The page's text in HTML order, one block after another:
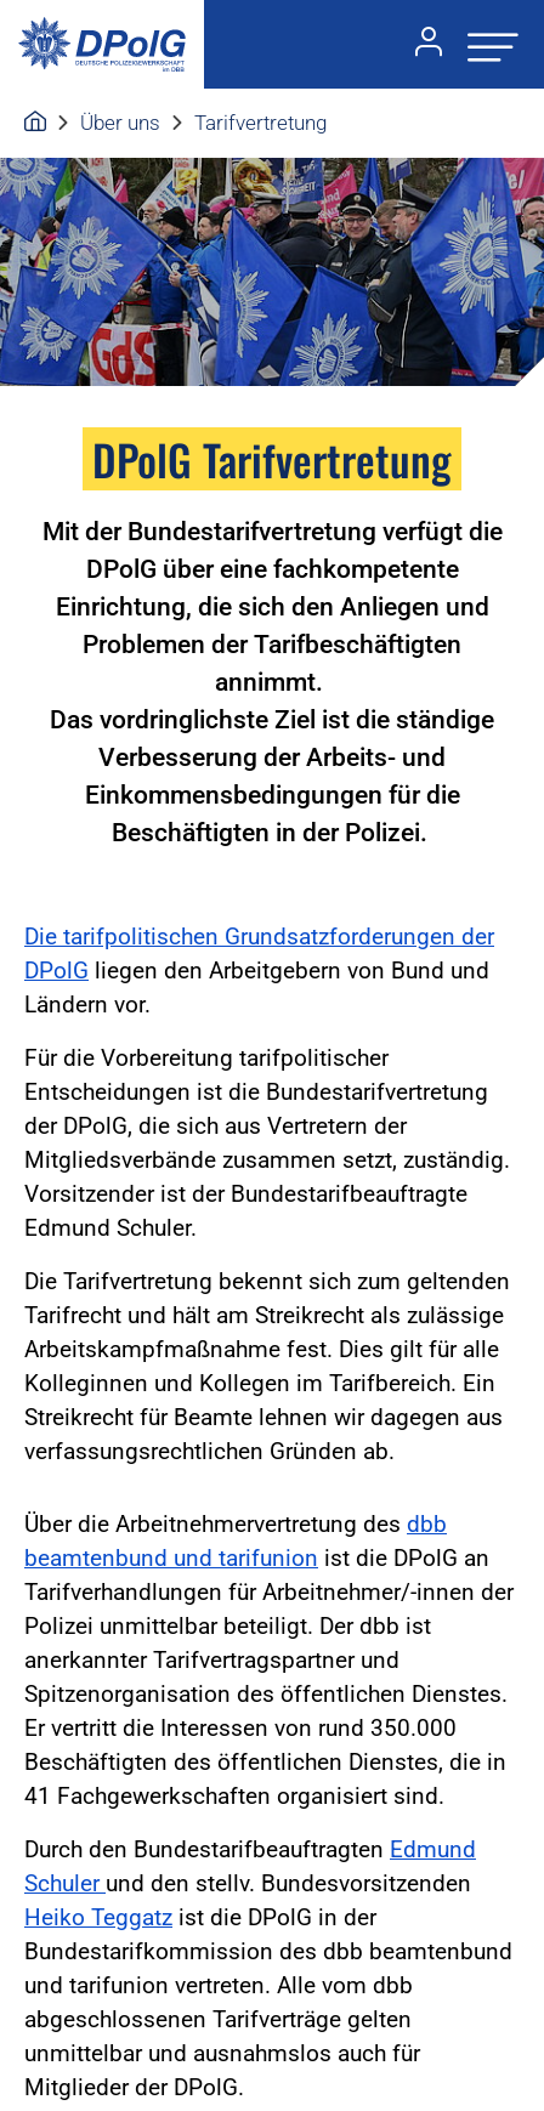
Über uns Tarifvertretung
DPolG Tarifvertretung
Mit der Bundestarifvertretung verfügt die
DPolG über eine fachkompetente
Einrichtung, die sich den Anliegen und
Problemen der Tarifbeschäftigten
annimmt.
Das vordringlichste Ziel ist die ständige
Verbesserung der Arbeits- und
Einkommensbedingungen für die
Beschäftigten in der Polizei.
Die tarifpolitischen Grundsatzforderungen der
DPolG liegen den Arbeitgebern von Bund und
Ländern vor.
Für die Vorbereitung tarifpolitischer
Entscheidungen ist die Bundestarifvertretung
der DPolG, die sich aus Vertretern der
Mitgliedsverbände zusammen setzt, zuständig.
Vorsitzender ist der Bundestarifbeauftragte
Edmund Schuler.
Die Tarifvertretung bekennt sich zum geltenden
Tarifrecht und hält am Streikrecht als zulässige
Arbeitskampfmaßnahme fest. Dies gilt für alle
Kolleginnen und Kollegen im Tarifbereich. Ein
Streikrecht für Beamte lehnen wir dagegen aus
verfassungsrechtlichen Gründen ab.
Über die Arbeitnehmervertretung des dbb
beamtenbund und tarifunion ist die DPolG an
Tarifverhandlungen für Arbeitnehmer/-innen der
Polizei unmittelbar beteiligt. Der dbb ist
anerkannter Tarifvertragspartner und
Spitzenorganisation des öffentlichen Dienstes.
Er vertritt die Interessen von rund 350.000
Beschäftigten des öffentlichen Dienstes, die in
41 Fachgewerkschaften organisiert sind.
Durch den Bundestarifbeauftragten Edmund
Schuler und den stellv. Bundesvorsitzenden
Heiko Teggatz ist die DPolG in der
Bundestarifkommission des dbb beamtenbund
und tarifunion vertreten. Alle vom dbb
abgeschlossenen Tarifverträge gelten
unmittelbar und ausnahmslos auch für
Mitglieder der DPolG.